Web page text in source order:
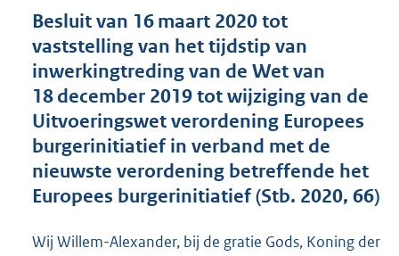
n
d
s
g
o
o
t
e
:
3
Besluit van 16 maart 2020 tot
vaststelling van het tijdstip van
inwerkingtreding van de Wet van
18 december 2019 tot wijziging van de
Uitvoeringswet verordening Europees
burgerinitiatief in verband met de
nieuwste verordening betreffende het
Europees burgerinitiatief (Stb. 2020, 66)
Wij Willem-Alexander, bij de gratie Gods, Koning der